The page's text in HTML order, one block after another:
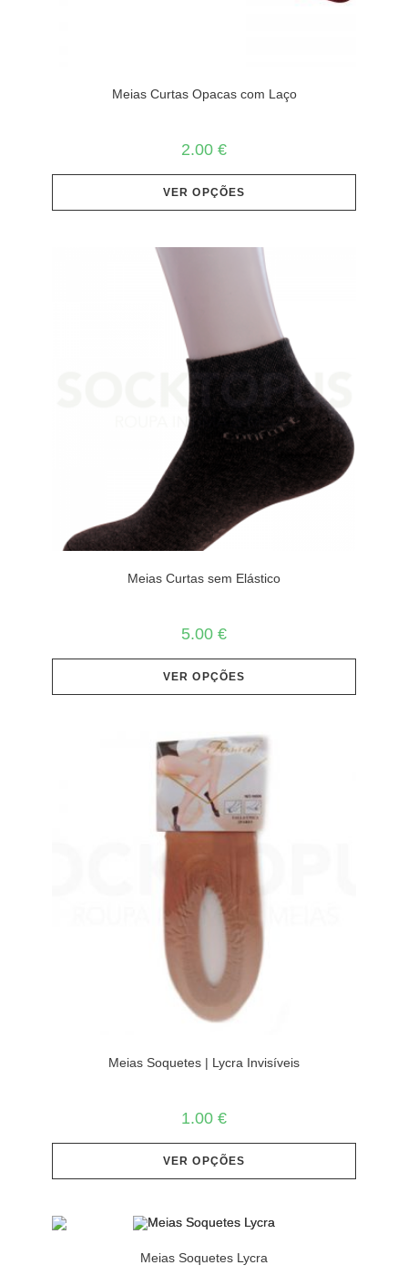
Meias Curtas Opacas com Laço
2.00 €
VER OPÇÕES
Meias Curtas sem Elástico
5.00 €
VER OPÇÕES
Meias Soquetes | Lycra Invisíveis
1.00 €
VER OPÇÕES
Meias Soquetes Lycra